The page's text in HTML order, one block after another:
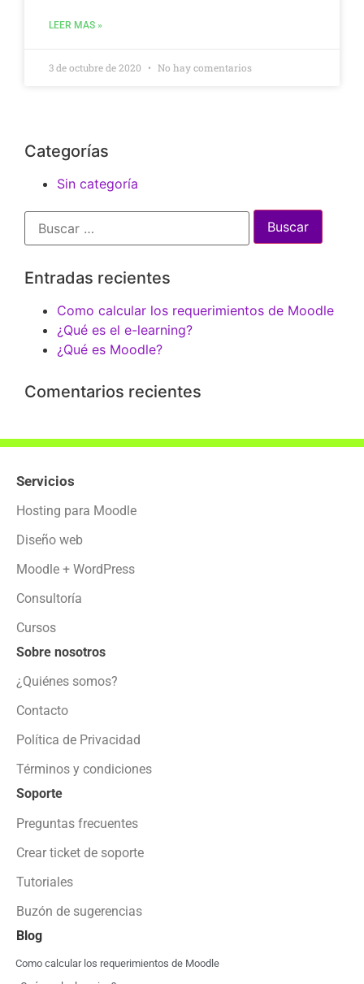
LEER MAS »
3 de octubre de 2020 No hay comentarios
Categorías
Sin categoría
Entradas recientes
Como calcular los requerimientos de Moodle
¿Qué es el e-learning?
¿Qué es Moodle?
Comentarios recientes
Servicios
Hosting para Moodle
Diseño web
Moodle + WordPress
Consultoría
Cursos
Sobre nosotros
¿Quiénes somos?
Contacto
Política de Privacidad
Términos y condiciones
Soporte
Preguntas frecuentes
Crear ticket de soporte
Tutoriales
Buzón de sugerencias
Blog
Como calcular los requerimientos de Moodle